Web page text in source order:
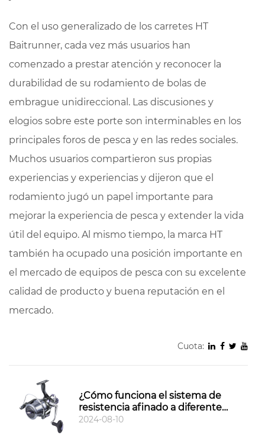
Con el uso generalizado de los carretes HT
Baitrunner, cada vez más usuarios han
comenzado a prestar atención y reconocer la
durabilidad de su rodamiento de bolas de
embrague unidireccional. Las discusiones y
elogios sobre este porte son interminables en los
principales foros de pesca y en las redes sociales.
Muchos usuarios compartieron sus propias
experiencias y experiencias y dijeron que el
rodamiento jugó un papel importante para
mejorar la experiencia de pesca y extender la vida
útil del equipo. Al mismo tiempo, la marca HT
también ha ocupado una posición importante en
el mercado de equipos de pesca con su excelente
calidad de producto y buena reputación en el
mercado.
Cuota:
¿Cómo funciona el sistema de
resistencia afinado a diferentes
temperaturas y presiones de
2024-08-10